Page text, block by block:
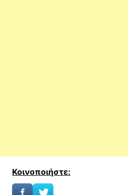
Κοινοποιήστε: